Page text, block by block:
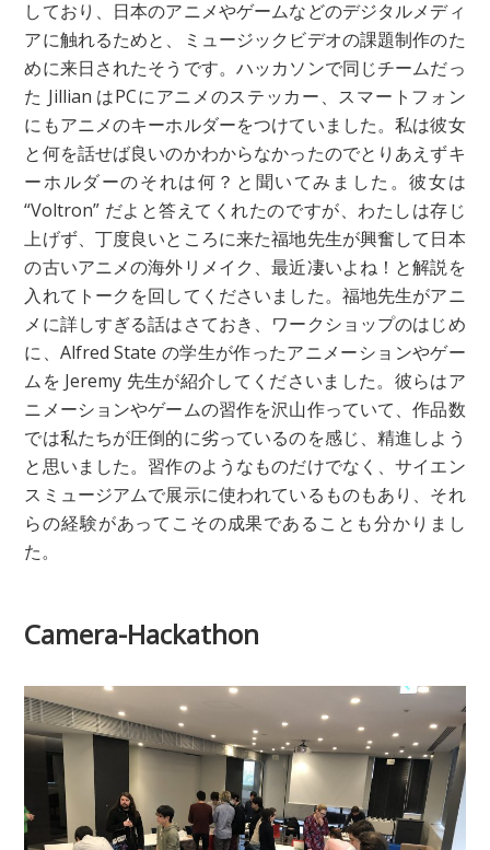
しており、日本のアニメやゲームなどのデジタルメディ
アに触れるためと、ミュージックビデオの課題制作のた
めに来日されたそうです。ハッカソンで同じチームだっ
た Jillian はPCにアニメのステッカー、スマートフォン
にもアニメのキーホルダーをつけていました。私は彼女
と何を話せば良いのかわからなかったのでとりあえずキ
ーホルダーのそれは何？と聞いてみました。彼女は
“Voltron” だよと答えてくれたのですが、わたしは存じ
上げず、丁度良いところに来た福地先生が興奮して日本
の古いアニメの海外リメイク、最近凄いよね！と解説を
入れてトークを回してくださいました。福地先生がアニ
メに詳しすぎる話はさておき、ワークショップのはじめ
に、Alfred State の学生が作ったアニメーションやゲー
ムを Jeremy 先生が紹介してくださいました。彼らはア
ニメーションやゲームの習作を沢山作っていて、作品数
では私たちが圧倒的に劣っているのを感じ、精進しよう
と思いました。習作のようなものだけでなく、サイエン
スミュージアムで展示に使われているものもあり、それ
らの経験があってこその成果であることも分かりまし
た。
Camera-Hackathon